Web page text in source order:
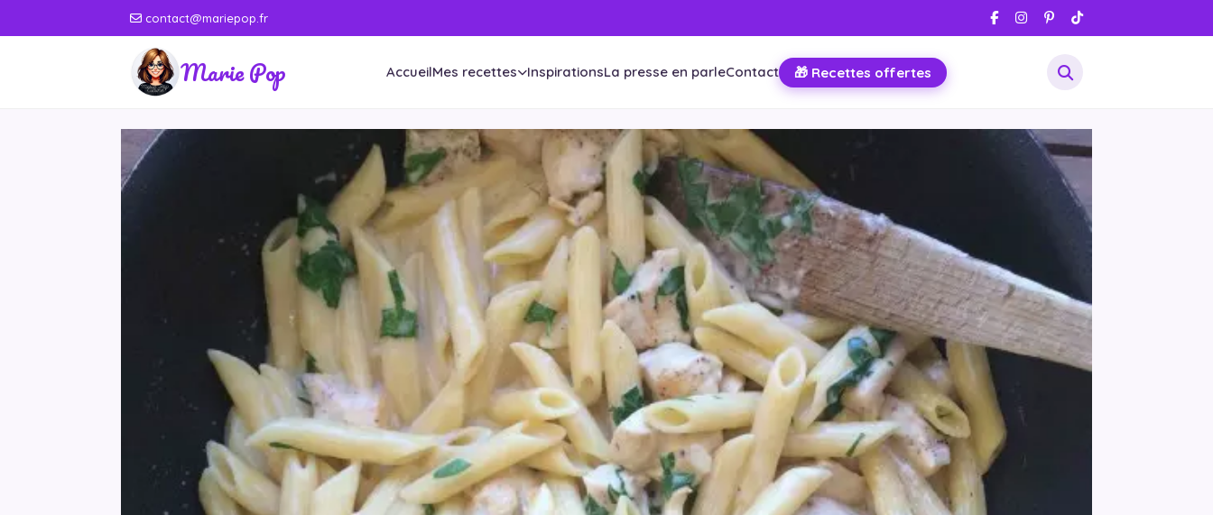
contact@mariepop.fr
Marie Pop AccueilMes recettes InspirationsLa presse en parleContact 🎁 Recettes offertes